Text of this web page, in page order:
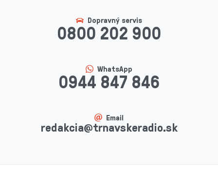
Dopravný servis
0800 202 900
WhatsApp
0944 847 846
Email
redakcia@trnavskeradio.sk